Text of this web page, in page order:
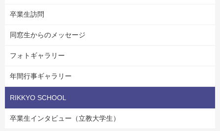
卒業生訪問
同窓生からのメッセージ
フォトギャラリー
年間行事ギャラリー
RIKKYO SCHOOL
卒業生インタビュー（立教大学生）